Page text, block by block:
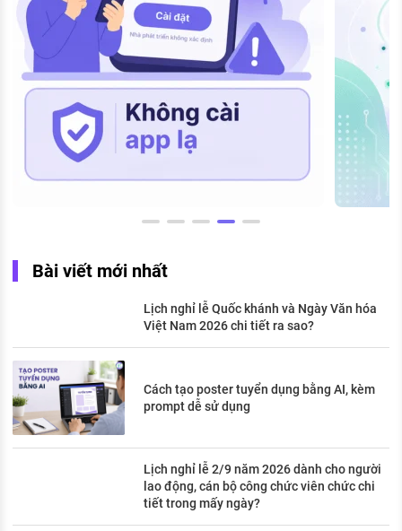
Bài viết mới nhất
Lịch nghỉ lễ Quốc khánh và Ngày Văn hóa
Việt Nam 2026 chi tiết ra sao?
Cách tạo poster tuyển dụng bằng AI, kèm
prompt dễ sử dụng
Lịch nghỉ lễ 2/9 năm 2026 dành cho người
lao động, cán bộ công chức viên chức chi
tiết trong mấy ngày?